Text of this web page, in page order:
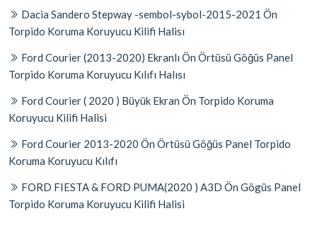
Dacia Sandero Stepway -sembol-sybol-2015-2021 Ön
Torpido Koruma Koruyucu Kilifi Halisı
Ford Courier (2013-2020) Ekranlı Ön Örtüsü Göğüs Panel
Torpido Koruma Koruyucu Kılıfı Halısı
Ford Courier ( 2020 ) Büyük Ekran Ön Torpido Koruma
Koruyucu Kilifi Halisi
Ford Courier 2013-2020 Ön Örtüsü Göğüs Panel Torpido
Koruma Koruyucu Kılıfı
FORD FIESTA & FORD PUMA(2020 ) A3D Ön Gögüs Panel
Torpido Koruma Koruyucu Kilifi Halisi